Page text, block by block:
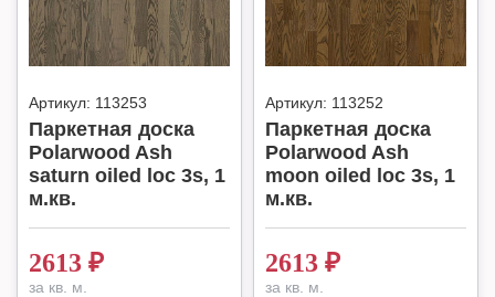
Артикул: 113253
Паркетная доска
Polarwood Ash
saturn oiled loc 3s, 1
м.кв.
2613 ₽
за кв. м.
Артикул: 113252
Паркетная доска
Polarwood Ash
moon oiled loc 3s, 1
м.кв.
2613 ₽
за кв. м.